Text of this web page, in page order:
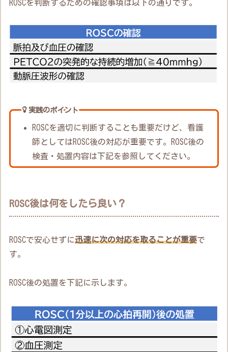
ROSCを判断するための確認事項は以下の通りです。
実践のポイント
ROSCを適切に判断することも重要だけど、看護
師としてはROSC後の対応が重要です。ROSC後の
検査・処置内容は下記を参照してください。
ROSC後は何をしたら良い？
ROSCで安心せずに迅速に次の対応を取ることが重要で
す。
ROSC後の処置を下記に示します。